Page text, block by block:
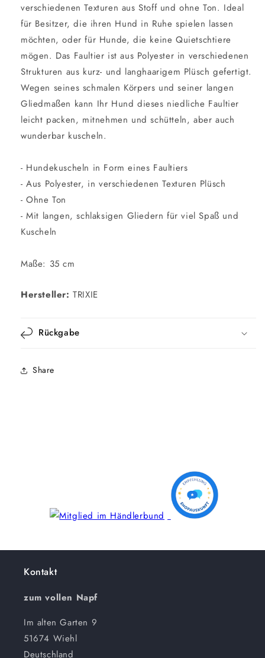
verschiedenen Texturen aus Stoff und ohne Ton. Ideal
für Besitzer, die ihren Hund in Ruhe spielen lassen
möchten, oder für Hunde, die keine Quietschtiere
mögen. Das Faultier ist aus Polyester in verschiedenen
Strukturen aus kurz- und langhaarigem Plüsch gefertigt.
Wegen seines schmalen Körpers und seiner langen
Gliedmaßen kann Ihr Hund dieses niedliche Faultier
leicht packen, mitnehmen und schütteln, aber auch
wunderbar kuscheln.
- Hundekuscheln in Form eines Faultiers
- Aus Polyester, in verschiedenen Texturen Plüsch
- Ohne Ton
- Mit langen, schlaksigen Gliedern für viel Spaß und
Kuscheln
Maße: 35 cm
Hersteller:TRIXIE
Rückgabe
Share
Kontakt
zum vollen Napf
Im alten Garten 9
51674 Wiehl
Deutschland